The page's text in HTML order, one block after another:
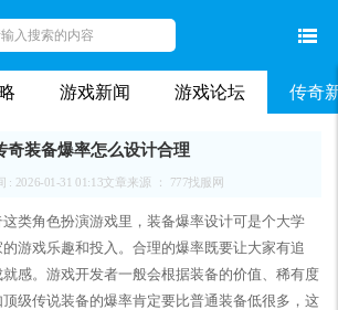
游戏新闻 游戏论坛
传奇
奇装备爆率怎么设计合理
: 2026-01-31 01:13文章来源 ： 777找服网
类角色扮演游戏里，装备爆率设计可是个大学
游戏乐趣和投入。合理的爆率既要让大家有追
感。游戏开发者一般会根据装备的价值、稀有度
级传说装备的爆率肯定要比普通装备低很多，这